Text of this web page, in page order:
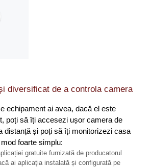
diversificat de a controla camera
echipament ai avea, dacă el este
poți să îți accesezi ușor camera de
distanță și poți să îți monitorizezi casa
foarte simplu:
gratuite furnizată de producatorul
ai aplicația instalată și configurată pe